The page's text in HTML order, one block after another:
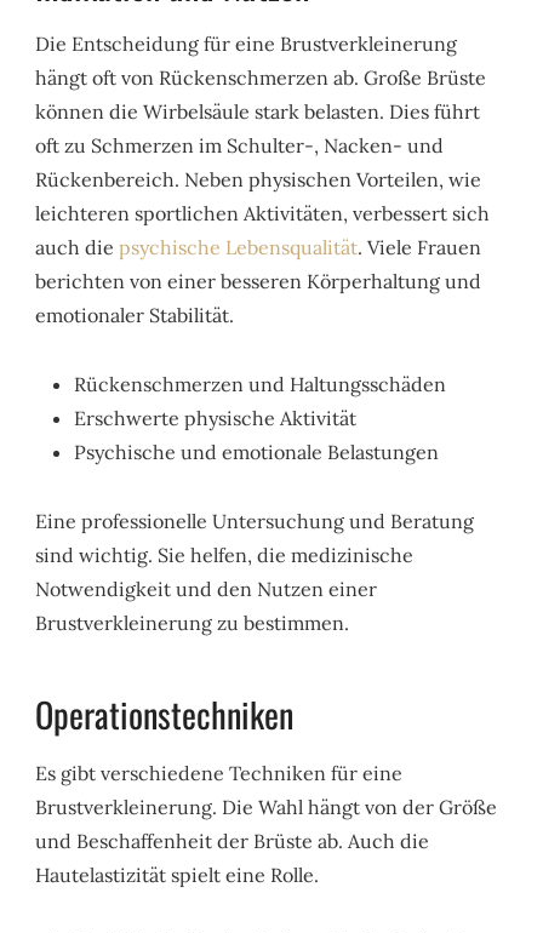
Die Entscheidung für eine Brustverkleinerung
hängt oft von Rückenschmerzen ab. Große Brüste
können die Wirbelsäule stark belasten. Dies führt
oft zu Schmerzen im Schulter-, Nacken- und
Rückenbereich. Neben physischen Vorteilen, wie
leichteren sportlichen Aktivitäten, verbessert sich
auch diepsychische Lebensqualität. Viele Frauen
berichten von einer besseren Körperhaltung und
emotionaler Stabilität.
Rückenschmerzen und Haltungsschäden
Erschwerte physische Aktivität
Psychische und emotionale Belastungen
Eine professionelle Untersuchung und Beratung
sind wichtig. Sie helfen, die medizinische
Notwendigkeit und den Nutzen einer
Brustverkleinerung zu bestimmen.
Operationstechniken
Es gibt verschiedene Techniken für eine
Brustverkleinerung. Die Wahl hängt von der Größe
und Beschaffenheit der Brüste ab. Auch die
Hautelastizität spielt eine Rolle.